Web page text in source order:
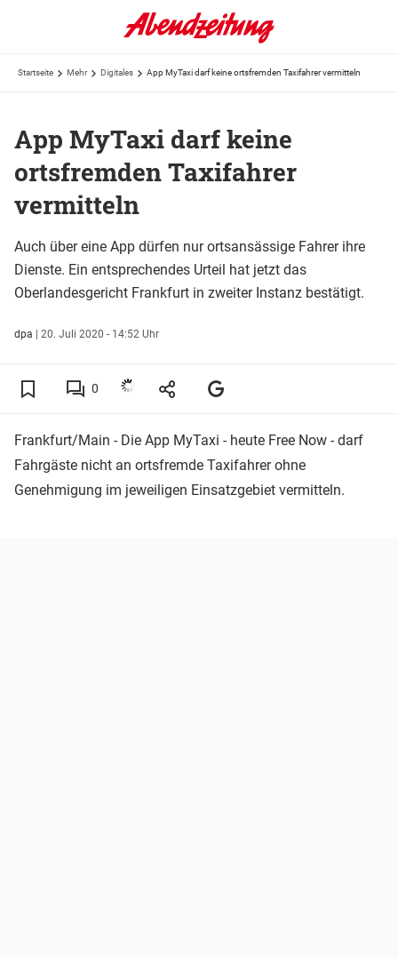
Startseite Mehr Digitales App MyTaxi darf keine ortsfremden Taxifahrer vermitteln
App MyTaxi darf keine
ortsfremden Taxifahrer
vermitteln
Auch über eine App dürfen nur ortsansässige Fahrer ihre
Dienste. Ein entsprechendes Urteil hat jetzt das
Oberlandesgericht Frankfurt in zweiter Instanz bestätigt.
dpa | 20. Juli 2020 - 14:52 Uhr
0
Frankfurt/Main - Die App MyTaxi - heute Free Now - darf
Fahrgäste nicht an ortsfremde Taxifahrer ohne
Genehmigung im jeweiligen Einsatzgebiet vermitteln.